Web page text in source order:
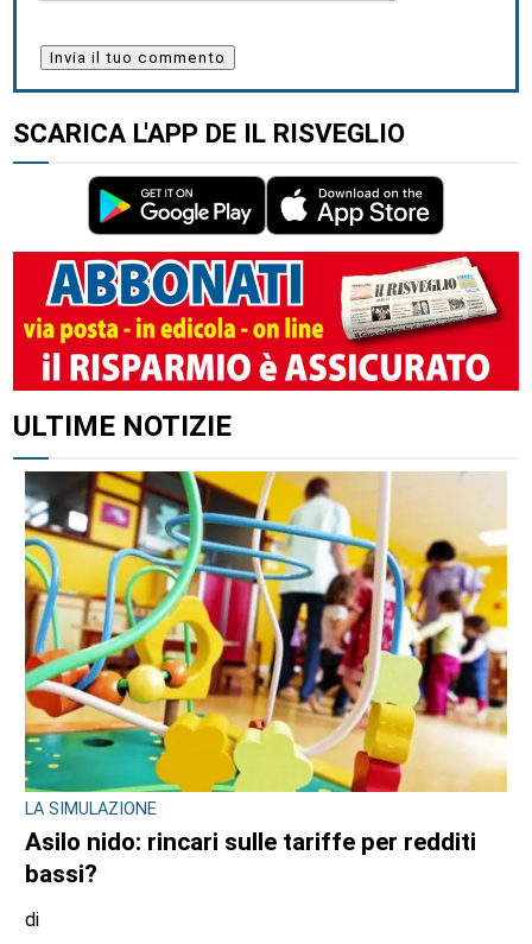
SCARICA L'APP DE IL RISVEGLIO
ALTRI ARTICOLI DI QUESTO AUTORE
SPORT
Addio a Gabriele Araudo, storica colonna
dell’Ardor San Francesco
di